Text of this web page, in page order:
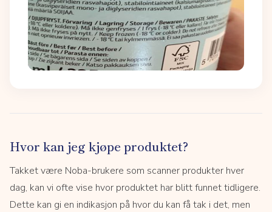
Hvor kan jeg kjøpe produktet?
Takket være Noba-brukere som scanner produkter hver
dag, kan vi ofte vise hvor produktet har blitt funnet tidligere.
Dette kan gi en indikasjon på hvor du kan få tak i det, men